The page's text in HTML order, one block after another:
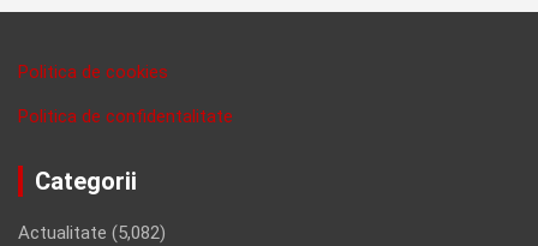
Politica de cookies
Politica de confidentalitate
Categorii
Actualitate (5,082)